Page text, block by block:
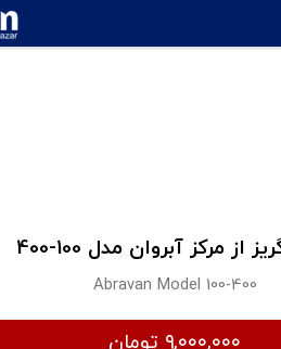
از مرکز آبروان مدل 100-400
Abravan Model 100-400
۹,۰۰۰,۰۰۰ تومان